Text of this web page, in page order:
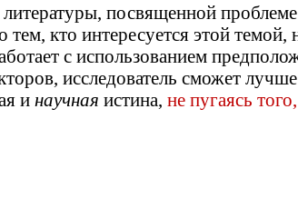
посвященной
тем, кто интересуется этой
с использованием
исследователь сможет
и научная истина, не пугаясь